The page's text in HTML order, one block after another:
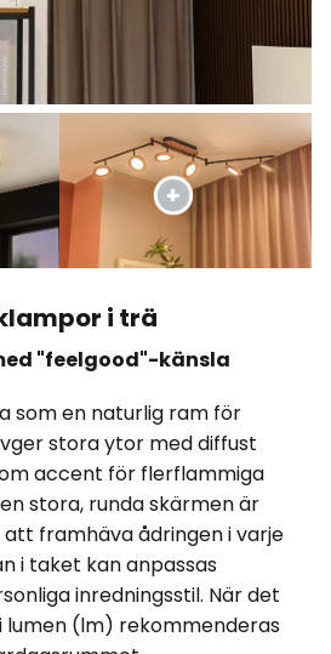
i trä
"feelgood"-känsla
som en naturlig ram för
stora ytor med diffust
accent för flerflammiga
stora, runda skärmen är
framhäva ådringen i varje
i taket kan anpassas
inredningsstil. När det
lumen (lm) rekommenderas